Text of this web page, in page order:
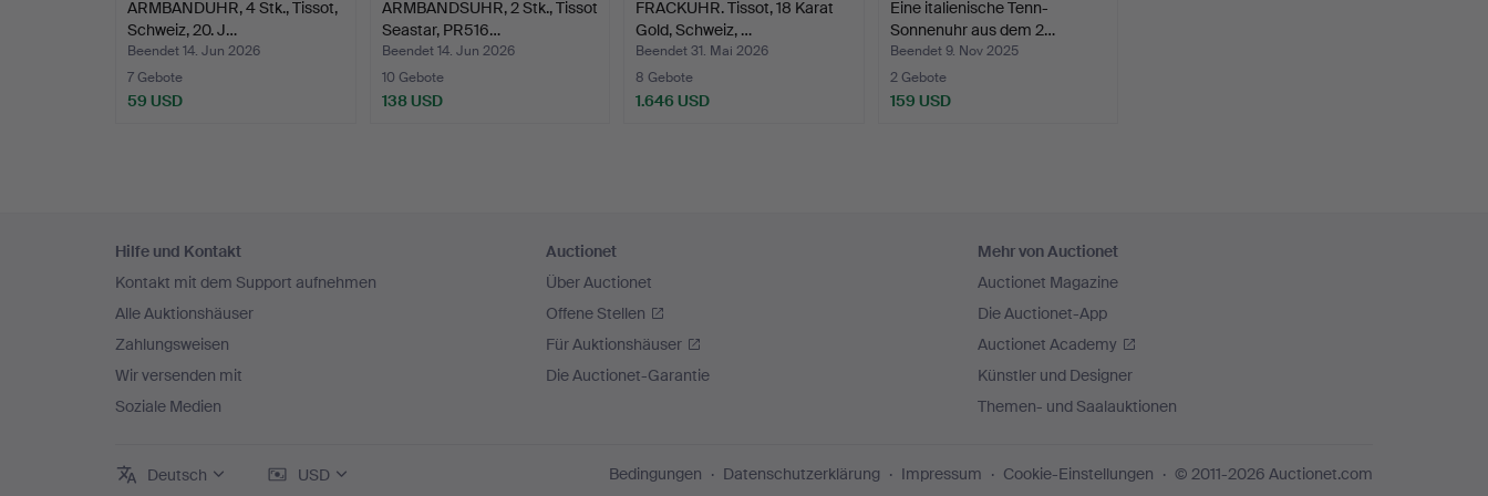
ARMBANDUHR, 4 Stk., Tissot,
Schweiz, 20. J…
Beendet 14. Jun 2026
7 Gebote
59 USD
ARMBANDSUHR, 2 Stk., Tissot
Seastar, PR516…
Beendet 14. Jun 2026
10 Gebote
138 USD
FRACKUHR. Tissot, 18 Karat
Gold, Schweiz, …
Beendet 31. Mai 2026
8 Gebote
1.646 USD
Eine italienische Tenn-
Sonnenuhr aus dem 2…
Beendet 9. Nov 2025
2 Gebote
159 USD
Navigation
Hilfe und Kontakt
Kontakt mit dem Support aufnehmen
Alle Auktionshäuser
Zahlungsweisen
Wir versenden mit
Soziale Medien
Auctionet
Über Auctionet
Offene Stellen
Für Auktionshäuser
Die Auctionet-Garantie
Mehr von Auctionet
Auctionet Magazine
Die Auctionet-App
Auctionet Academy
Künstler und Designer
Themen- und Saalauktionen
Deutsch USD Bedingungen Datenschutzerklärung Impressum Cookie-Einstellungen © 2011-2026 Auctionet.com